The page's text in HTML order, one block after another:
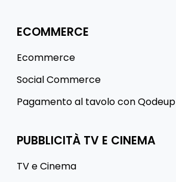
ECOMMERCE
Ecommerce
Social Commerce
Pagamento al tavolo con Qodeup
PUBBLICITÀ TV E CINEMA
TV e Cinema